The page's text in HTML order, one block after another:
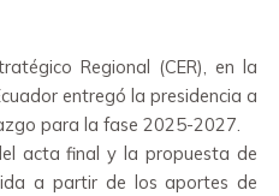
Regional (CER), en la
entregó la presidencia a
para la fase 2025-2027.
acta final y la propuesta de
a partir de los aportes de